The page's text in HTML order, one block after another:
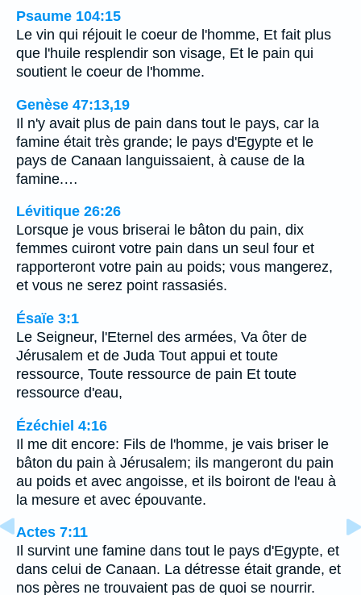
Psaume 104:15
Le vin qui réjouit le coeur de l'homme, Et fait plus
que l'huile resplendir son visage, Et le pain qui
soutient le coeur de l'homme.
Genèse 47:13,19
Il n'y avait plus de pain dans tout le pays, car la
famine était très grande; le pays d'Egypte et le
pays de Canaan languissaient, à cause de la
famine.…
Lévitique 26:26
Lorsque je vous briserai le bâton du pain, dix
femmes cuiront votre pain dans un seul four et
rapporteront votre pain au poids; vous mangerez,
et vous ne serez point rassasiés.
Ésaïe 3:1
Le Seigneur, l'Eternel des armées, Va ôter de
Jérusalem et de Juda Tout appui et toute
ressource, Toute ressource de pain Et toute
ressource d'eau,
Ézéchiel 4:16
Il me dit encore: Fils de l'homme, je vais briser le
bâton du pain à Jérusalem; ils mangeront du pain
au poids et avec angoisse, et ils boiront de l'eau à
la mesure et avec épouvante.
Actes 7:11
Il survint une famine dans tout le pays d'Egypte, et
dans celui de Canaan. La détresse était grande, et
nos pères ne trouvaient pas de quoi se nourrir.